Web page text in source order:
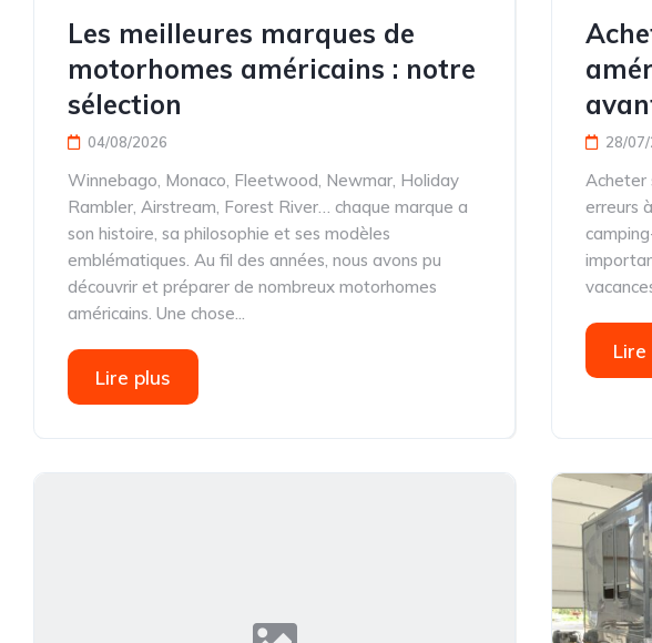
Les meilleures marques de
motorhomes américains : notre
sélection
04/08/2026
Winnebago, Monaco, Fleetwood, Newmar, Holiday
Rambler, Airstream, Forest River… chaque marque a
son histoire, sa philosophie et ses modèles
emblématiques. Au fil des années, nous avons pu
découvrir et préparer de nombreux motorhomes
américains. Une chose...
Lire plus
28/
Acheter
erreurs
Lire